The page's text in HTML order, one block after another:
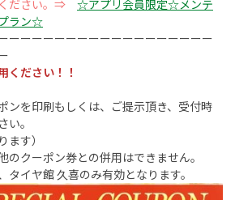
ださい。⇒
☆アプリ会員限定☆メンテ
ラン☆
ーーーーーーーーーーーーーーーーーー
ください！！
ンを印刷もしくは、ご提示頂き、受付時
。
ます）
クーポン券との併用はできません。
タイヤ館 久喜のみ有効となります。